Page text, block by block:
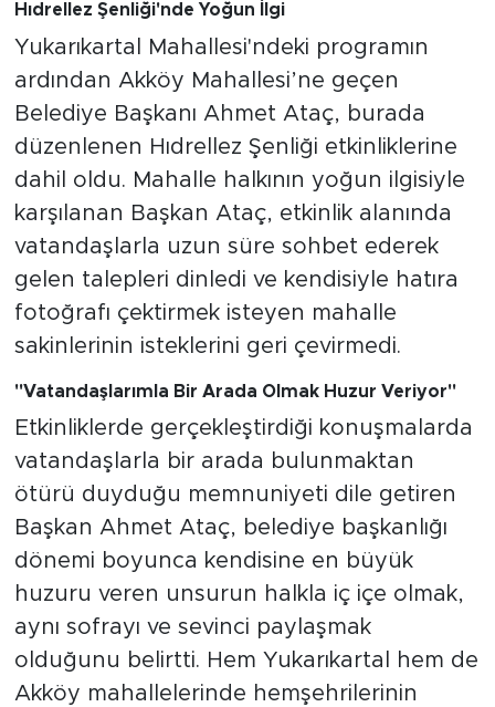
Hıdrellez Şenliği'nde Yoğun İlgi
Yukarıkartal Mahallesi'ndeki programın
ardından Akköy Mahallesi’ne geçen
Belediye Başkanı Ahmet Ataç, burada
düzenlenen Hıdrellez Şenliği etkinliklerine
dahil oldu. Mahalle halkının yoğun ilgisiyle
karşılanan Başkan Ataç, etkinlik alanında
vatandaşlarla uzun süre sohbet ederek
gelen talepleri dinledi ve kendisiyle hatıra
fotoğrafı çektirmek isteyen mahalle
sakinlerinin isteklerini geri çevirmedi.
"Vatandaşlarımla Bir Arada Olmak Huzur Veriyor"
Etkinliklerde gerçekleştirdiği konuşmalarda
vatandaşlarla bir arada bulunmaktan
ötürü duyduğu memnuniyeti dile getiren
Başkan Ahmet Ataç, belediye başkanlığı
dönemi boyunca kendisine en büyük
huzuru veren unsurun halkla iç içe olmak,
aynı sofrayı ve sevinci paylaşmak
olduğunu belirtti. Hem Yukarıkartal hem de
Akköy mahallelerinde hemşehrilerinin